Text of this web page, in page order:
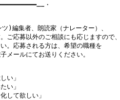
・
)編集者、朗読家（ナレーター）、
ご応募以外のご相談にも応じますので
。応募される方は、希望の職種を
メールにてお送りください。
い」
い」
して欲しい」